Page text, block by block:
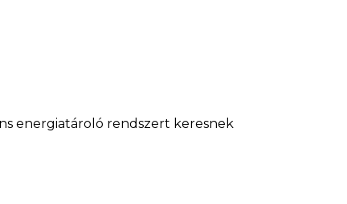
energiatároló rendszert keresnek